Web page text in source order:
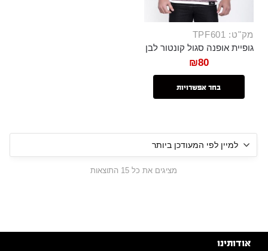
מק"ט: TPF601
גופיית אופנה סגול קונטור לבן
₪80
בחר אפשרויות
מציגים את כל ⁦15⁩ התוצאות
אודותינו